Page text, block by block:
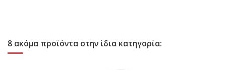
8 ακόμα προϊόντα στην ίδια κατηγορία: